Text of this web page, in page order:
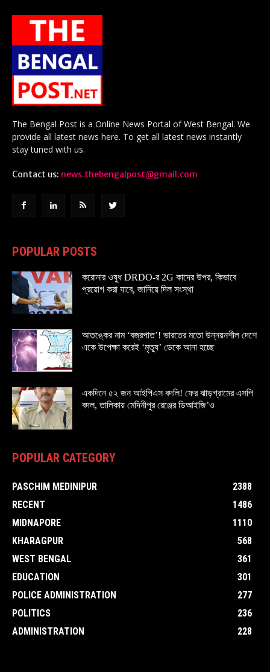
The Bengal Post is a Online News Portal of West Bengal. We
provide all latest news here. To get all latest news instantly
stay tuned with us.
Contact us: news.thebengalpost@gmail.com
POPULAR POSTS
করোনার ওষুধ DRDO-র 2G কাদের উপর, কিভাবে
প্রয়োগ করা যাবে, জানিয়ে দিল সংস্থা
আতঙ্কের নাম ‘বজ্রপাত’! ভারতের মতো উন্নয়নশীল দেশে
একে উপেক্ষা করেই ‘মৃত্যু’ ডেকে আনা হচ্ছে
একদিনে ৫২ জন আইপিএস বদলি! ফের ঝাড়গ্রামের এসপি
বদল, তালিকায় মেদিনীপুর রেঞ্জের ডিআইজি’ও
POPULAR CATEGORY
PASCHIM MEDINIPUR
2388
RECENT
1486
MIDNAPORE
1110
KHARAGPUR
568
WEST BENGAL
361
EDUCATION
301
POLICE ADMINISTRATION
277
POLITICS
236
ADMINISTRATION
228